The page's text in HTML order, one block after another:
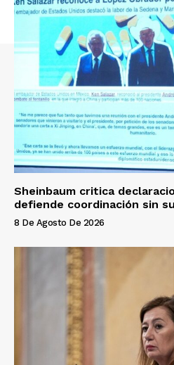
Sheinbaum critica
defiende coordinación sin
8 De Agosto De 2026